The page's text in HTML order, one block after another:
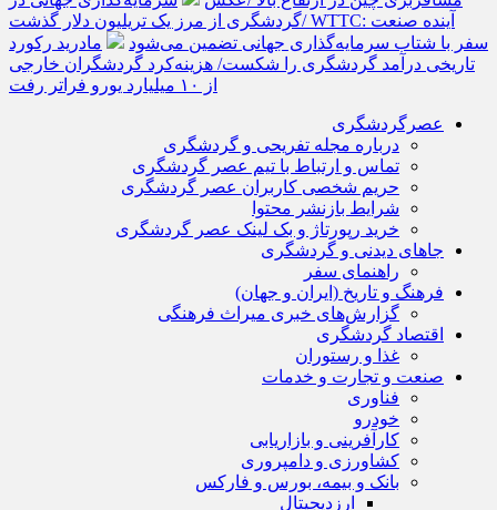
گردشگری از مرز یک تریلیون دلار گذشت/ WTTC: آینده صنعت
سفر با شتاب سرمایه‌گذاری جهانی تضمین می‌شود
مادرید رکورد
تاریخی درآمد گردشگری را شکست/ هزینه‌کرد گردشگران خارجی
از ۱۰ میلیارد یورو فراتر رفت
عصرگردشگری
درباره مجله تفریحی و گردشگری
تماس و ارتباط با تیم عصر گردشگری
حریم شخصی کاربران عصر گردشگری
شرایط بازنشر محتوا
خرید رپورتاژ و بک لینک عصر گردشگری
جاهای دیدنی و گردشگری
راهنمای سفر
فرهنگ و تاریخ (ایران و جهان)
گزارش‌های خبری میراث فرهنگی
اقتصاد گردشگری
غذا و رستوران
صنعت و تجارت و خدمات
فناوری
خودرو
کارآفرینی و بازاریابی
کشاورزی و دامپروری
بانک و بیمه، بورس و فارکس
ارزدیجیتال